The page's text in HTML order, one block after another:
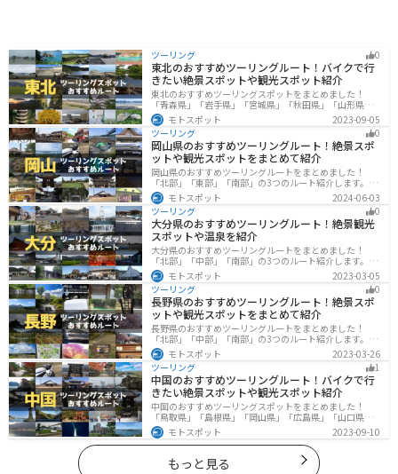
ツーリング 0
東北のおすすめツーリングルート！バイクで行
きたい絶景スポットや観光スポット紹介
東北のおすすめツーリングスポットをまとめました！
「青森県」「岩手県」「宮城県」「秋田県」「山形県」
「福島県」の各県の観光地紹介します。自然豊かな山々
や湖、温泉地が点在し、四季折々の景色を楽しめるスポ
ットが多数あります。バイクで東北にツーリングに行く
際は参考にしてください。
モトスポット
2023-09-05
ツーリング
0
岡山県のおすすめツーリングルート！絶景スポ
ットや観光スポットをまとめて紹介
岡山県のおすすめツーリングルートをまとめました！
「北部」「東部」「南部」の3つのルート紹介します。岡
山市や倉敷市など、歴史ある街並みも魅力的で、バイク
ツーリングに最適なスポットが多数あります。バイクで
岡山県にツーリングに行く際は参考にしてください。
モトスポット
2024-06-03
ツーリング
0
大分県のおすすめツーリングルート！絶景観光
スポットや温泉を紹介
大分県のおすすめツーリングルートをまとめました！
「北部」「中部」「南部」の3つのルート紹介します。阿
蘇の雄大な自然を満喫できるスポットや温泉を満喫する
ツーリングができます。バイクで大分県にツーリングに
行く際は参考にしてください。
モトスポット
2023-03-05
ツーリング
0
長野県のおすすめツーリングルート！絶景スポ
ットや観光スポットをまとめて紹介
長野県のおすすめツーリングルートをまとめました！
「北部」「中部」「南部」の3つのルート紹介します。諏
訪湖やビーナスラインのような全国でも有名なツーリン
グスポットが多数あります。バイクで長野県にツーリン
グに行く際は参考にしてください。
モトスポット
2023-03-26
ツーリング
1
中国のおすすめツーリングルート！バイクで行
きたい絶景スポットや観光スポット紹介
中国のおすすめツーリングスポットをまとめました！
「鳥取県」「島根県」「岡山県」「広島県」「山口県」
の各県の観光地紹介します。自然豊かな山々や湖、温泉
地が点在し、四季折々の景色を楽しめるスポットが多数
あります。バイクで中国にツーリングに行く際は参考に
してください。
モトスポット 2023-09-10
もっと見る